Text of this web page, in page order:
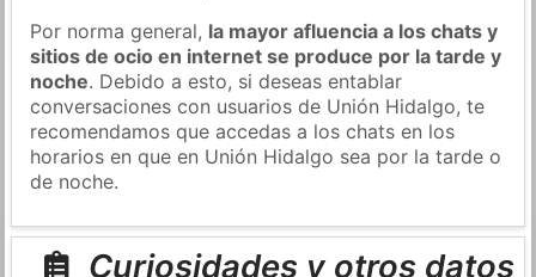
Por norma general, la mayor afluencia a los chats y
sitios de ocio en internet se produce por la tarde y
noche. Debido a esto, si deseas entablar
conversaciones con usuarios de Unión Hidalgo, te
recomendamos que accedas a los chats en los
horarios en que en Unión Hidalgo sea por la tarde o
de noche.
Curiosidades y otros datos